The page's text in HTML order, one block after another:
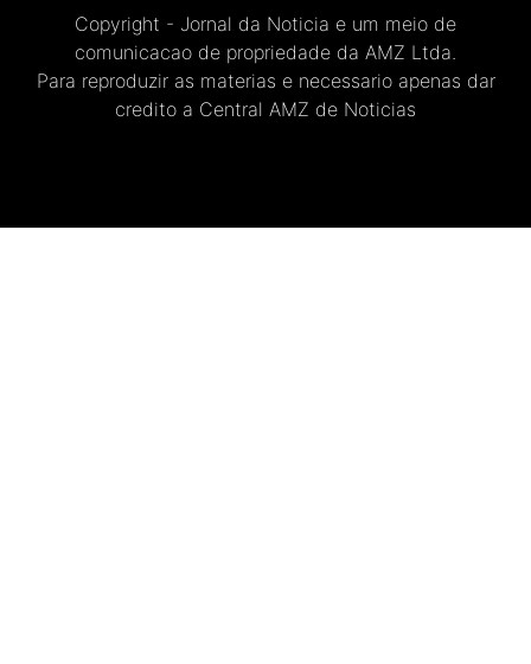
Copyright - Jornal da Noticia e um meio de
comunicacao de propriedade da AMZ Ltda.
Para reproduzir as materias e necessario apenas dar
credito a Central AMZ de Noticias